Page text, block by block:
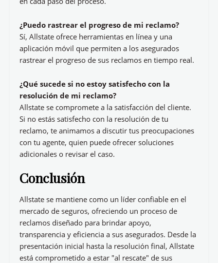
¿Puedo rastrear el progreso de mi reclamo?
Sí, Allstate ofrece herramientas en línea y una
aplicación móvil que permiten a los asegurados
rastrear el progreso de sus reclamos en tiempo real.
¿Qué sucede si no estoy satisfecho con la
resolución de mi reclamo?
Allstate se compromete a la satisfacción del cliente.
Si no estás satisfecho con la resolución de tu
reclamo, te animamos a discutir tus preocupaciones
con tu agente, quien puede ofrecer soluciones
adicionales o revisar el caso.
Conclusión
Allstate se mantiene como un líder confiable en el
mercado de seguros, ofreciendo un proceso de
reclamos diseñado para brindar apoyo,
transparencia y eficiencia a sus asegurados. Desde la
presentación inicial hasta la resolución final, Allstate
está comprometido a estar "al rescate" de sus